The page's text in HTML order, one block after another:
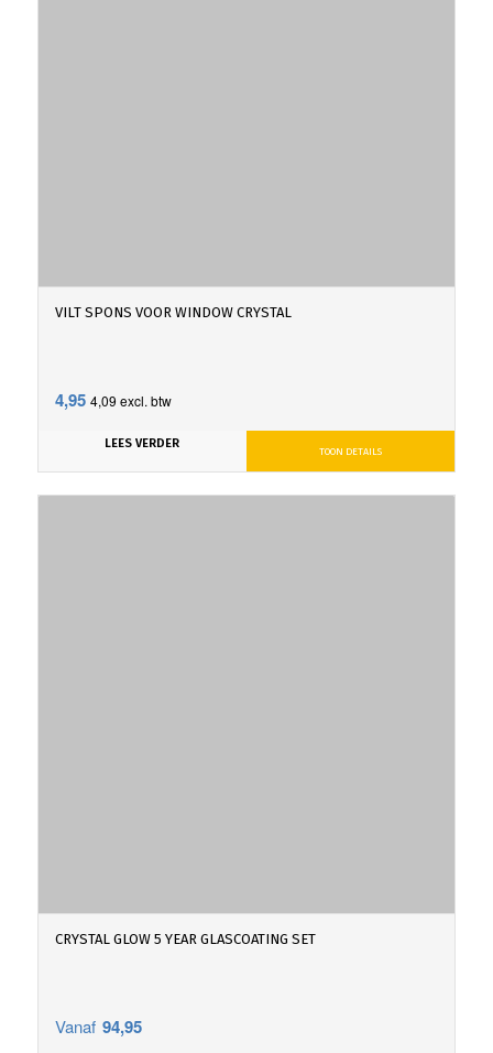
VILT SPONS VOOR WINDOW CRYSTAL
4,95 4,09 excl. btw
LEES VERDER
TOON DETAILS
CRYSTAL GLOW 5 YEAR GLASCOATING SET
Vanaf 94,95